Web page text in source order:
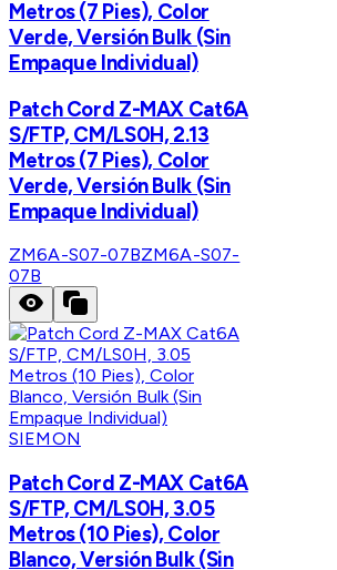
Metros (7 Pies), Color
Verde, Versión Bulk (Sin
Empaque Individual)
Patch Cord Z-MAX Cat6A
S/FTP, CM/LS0H, 2.13
Metros (7 Pies), Color
Verde, Versión Bulk (Sin
Empaque Individual)
ZM6A-S07-07BZM6A-S07-
07B
SIEMON
Patch Cord Z-MAX Cat6A
S/FTP, CM/LS0H, 3.05
Metros (10 Pies), Color
Blanco, Versión Bulk (Sin